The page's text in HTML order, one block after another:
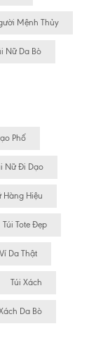
Mệnh Thủy
Nữ Da Bò
Phố
Nữ Đi Dạo
Hàng Hiệu
Túi Tote Đẹp
Da Thật
Túi Xách
Da Bò